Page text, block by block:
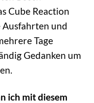
Cube Reaction
Ausfahrten und
Tage
Gedanken um
ich mit diesem